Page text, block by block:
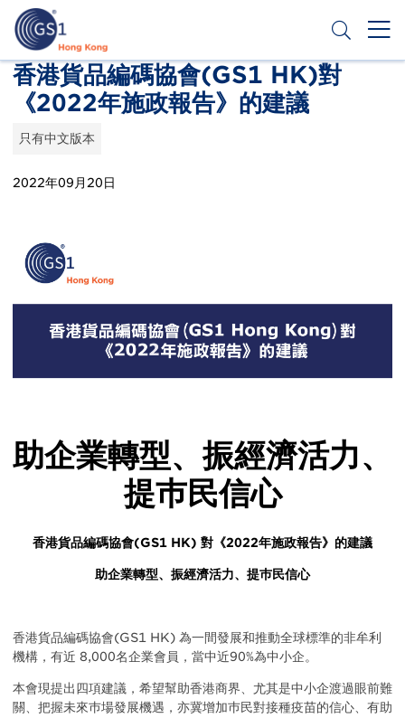
內Header
Top
Second
申請條碼
香港貨品編碼協會(GS1 HK)對
《2022年施政報告》的建議
只有中文版本
2022年09月20日
Publication
Thumbnail
Body
助企業轉型、振經濟活力、
提巿民信心
香港貨品編碼協會(GS1 HK) 對《2022年施政報告》的建議
助企業轉型、振經濟活力、提巿民信心
香港貨品編碼協會(GS1 HK) 為一間發展和推動全球標準的非牟利
機構，有近 8,000名企業會員，當中近90%為中小企。
本會現提出四項建議，希望幫助香港商界、尤其是中小企渡過眼前難
關、把握未來巿場發展機遇，亦冀增加巿民對接種疫苗的信心、有助